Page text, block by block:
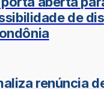
de
renúncia